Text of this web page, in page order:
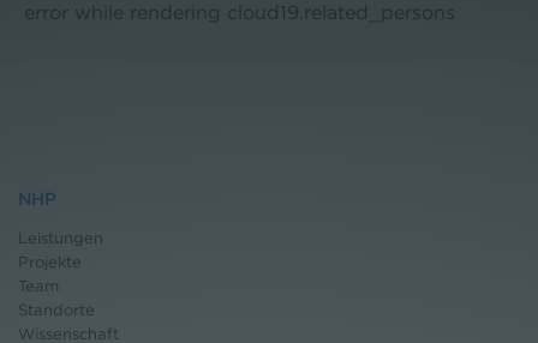
error while rendering cloud19.related_persons
NHP
Leistungen
Projekte
Team
Standorte
Wissenschaft